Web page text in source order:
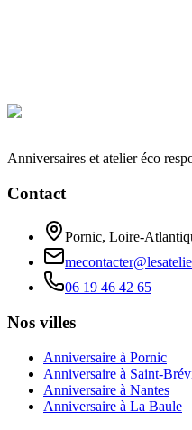
Anniversaires et atelier éco
Contact
Pornic, Loire-
06 19 46 42 65
Nos villes
Anniversaire à Pornic
Anniversaire à Saint-
Anniversaire à Nantes
Anniversaire à La Baule